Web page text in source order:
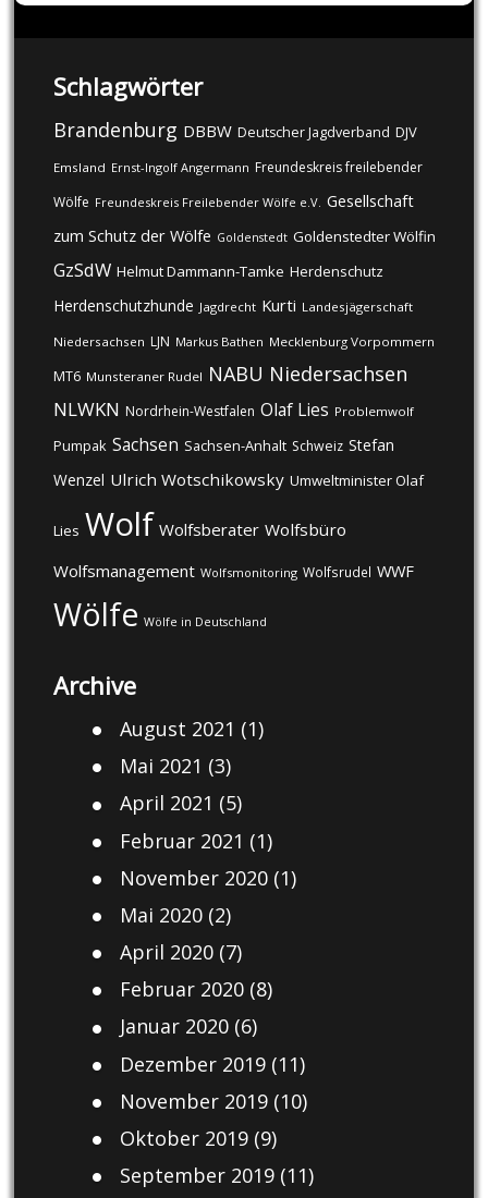
Schlagwörter
Brandenburg DBBW Deutscher Jagdverband DJV
Emsland Ernst-Ingolf Angermann Freundeskreis freilebender
Wölfe Freundeskreis Freilebender Wölfe e.V. Gesellschaft
zum Schutz der Wölfe Goldenstedt Goldenstedter Wölfin
GzSdW Helmut Dammann-Tamke Herdenschutz
Herdenschutzhunde Jagdrecht Kurti Landesjägerschaft
Niedersachsen LJN Markus Bathen Mecklenburg Vorpommern
MT6 Munsteraner Rudel NABU Niedersachsen
NLWKN Nordrhein-Westfalen Olaf Lies Problemwolf
Pumpak Sachsen Sachsen-Anhalt Schweiz Stefan
Wenzel Ulrich Wotschikowsky Umweltminister Olaf
Lies Wolf Wolfsberater Wolfsbüro
Wolfsmanagement Wolfsmonitoring Wolfsrudel WWF
Wölfe Wölfe in Deutschland
Archive
August 2021 (1)
Mai 2021 (3)
April 2021 (5)
Februar 2021 (1)
November 2020(1)
Mai 2020(2)
April 2020(7)
Februar 2020(8)
Januar 2020(6)
Dezember 2019(11)
November 2019(10)
Oktober 2019(9)
September 2019(11)